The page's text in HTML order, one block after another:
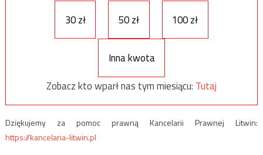
30 zł
50 zł 100 zł
Inna kwota
Zobacz kto wparł nas tym miesiącu: Tutaj
Dziękujemy za pomoc prawną Kancelarii Prawnej Litwin:
https://kancelaria-litwin.pl